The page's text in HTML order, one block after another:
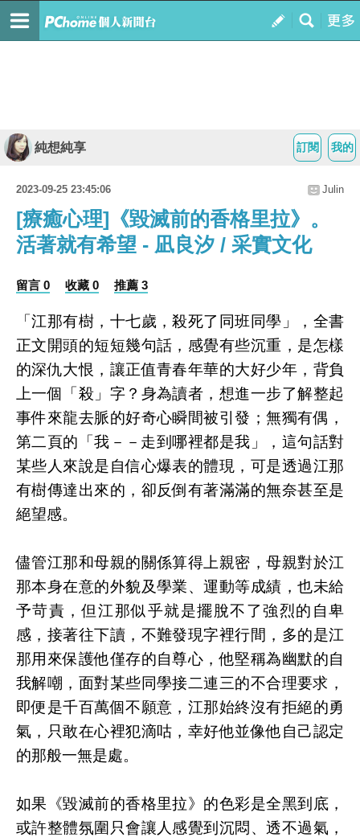
我的
訂閱
純想純享
2023-09-25 23:45:06 Julin
[療癒心理]《毀滅前的香格里拉》。
活著就有希望 - 凪良汐 / 采實文化
留言 0 收藏 0 推薦 3
「江那有樹，十七歲，殺死了同班同學」，全書
正文開頭的短短幾句話，感覺有些沉重，是怎樣
的深仇大恨，讓正值青春年華的大好少年，背負
上一個「殺」字？身為讀者，想進一步了解整起
事件來龍去脈的好奇心瞬間被引發；無獨有偶，
第二頁的「我－－走到哪裡都是我」，這句話對
某些人來說是自信心爆表的體現，可是透過江那
有樹傳達出來的，卻反倒有著滿滿的無奈甚至是
絕望感。
儘管江那和母親的關係算得上親密，母親對於江
那本身在意的外貌及學業、運動等成績，也未給
予苛責，但江那似乎就是擺脫不了強烈的自卑
感，接著往下讀，不難發現字裡行間，多的是江
那用來保護他僅存的自尊心，他堅稱為幽默的自
我解嘲，面對某些同學接二連三的不合理要求，
即便是千百萬個不願意，江那始終沒有拒絕的勇
氣，只敢在心裡犯滴咕，幸好他並像他自己認定
的那般一無是處。
如果《毀滅前的香格里拉》的色彩是全黑到底，
或許整體氛圍只會讓人感覺到沉悶、透不過氣，